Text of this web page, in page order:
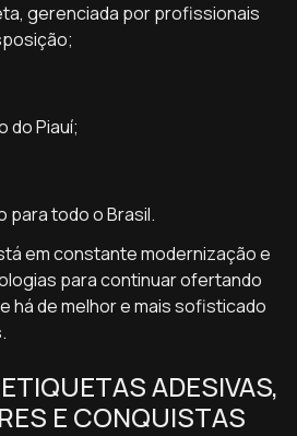
gerenciada por profissionais
do Piauí;
para todo o Brasil.
em constante modernização e
para continuar ofertando
há de melhor e mais sofisticado
ADESIVAS,
E CONQUISTAS